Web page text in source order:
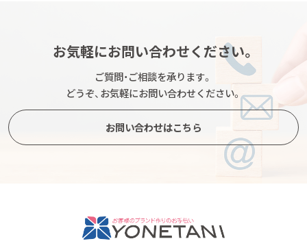
お気軽にお問い合わせください。
ご質問・ご相談を承ります。
どうぞ、お気軽にお問い合わせください。
お問い合わせはこちら